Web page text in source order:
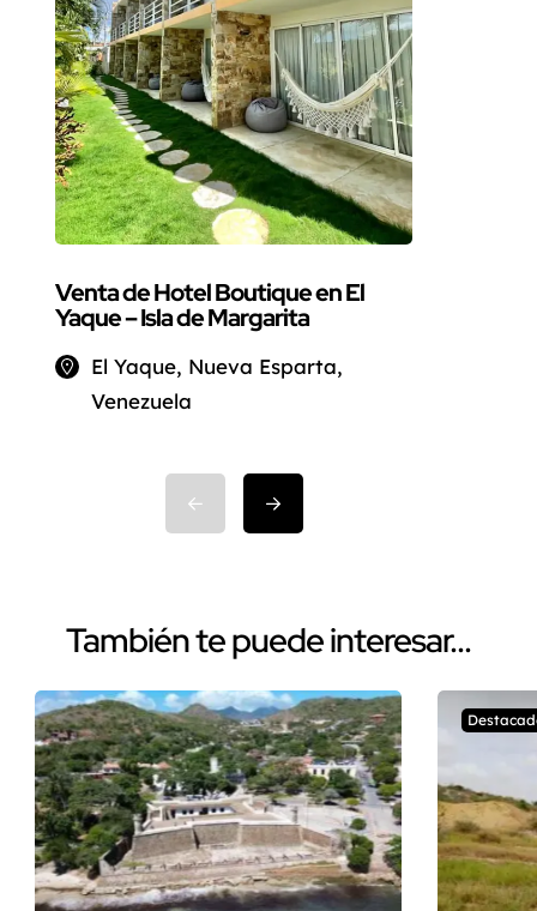
Venta de Hotel Boutique en El
Yaque – Isla de Margarita
El Yaque, Nueva Esparta,
Venezuela
También te puede interesar...